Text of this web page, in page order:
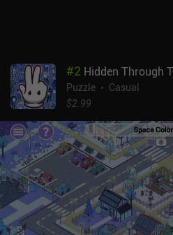
Esperemos que los desarrolladores
control, pero el juego es divertido a
#2 Hidden Through
Puzzle
Casual
$2.99